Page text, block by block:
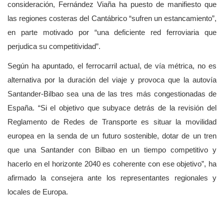
consideración, Fernández Viaña ha puesto de manifiesto que
las regiones costeras del Cantábrico “sufren un estancamiento”,
en parte motivado por “una deficiente red ferroviaria que
perjudica su competitividad”.
Según ha apuntado, el ferrocarril actual, de vía métrica, no es
alternativa por la duración del viaje y provoca que la autovía
Santander-Bilbao sea una de las tres más congestionadas de
España. “Si el objetivo que subyace detrás de la revisión del
Reglamento de Redes de Transporte es situar la movilidad
europea en la senda de un futuro sostenible, dotar de un tren
que una Santander con Bilbao en un tiempo competitivo y
hacerlo en el horizonte 2040 es coherente con ese objetivo”, ha
afirmado la consejera ante los representantes regionales y
locales de Europa.